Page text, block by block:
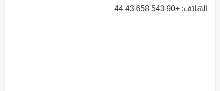
الهاتف: +90 543 658 43 44